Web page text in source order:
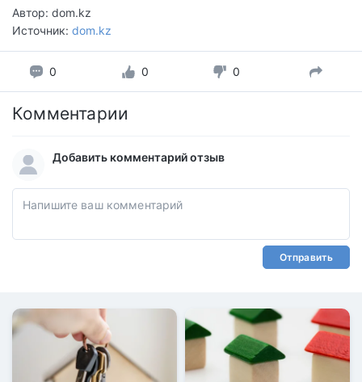
Автор: dom.kz
Источник: dom.kz
0 0 0
Комментарии
Добавить комментарий отзыв
Отправить